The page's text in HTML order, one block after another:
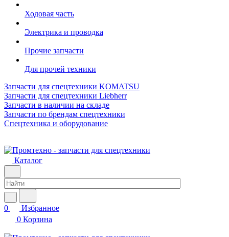
Ходовая часть
Электрика и проводка
Прочие запчасти
Для прочей техники
Запчасти для спецтехники KOMATSU
Запчасти для спецтехники Liebherr
Запчасти в наличии на складе
Запчасти по брендам спецтехники
Спецтехника и оборудование
Каталог
0
Избранное
0 Корзина